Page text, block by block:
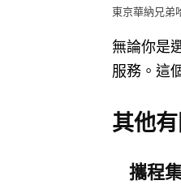
東京華納兄弟
無論你是
服務。這
其他
攜程